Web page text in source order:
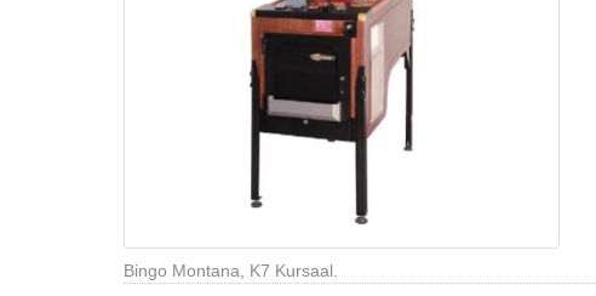
Bingo Montana, K7 Kursaal.